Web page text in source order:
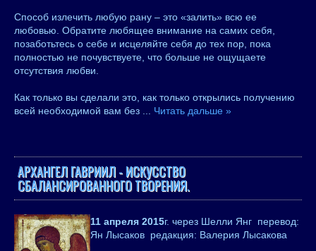
Способ излечить любую рану – это «залить» всю ее
любовью. Обратите любящее внимание на самих себя,
позаботьтесь о себе и исцеляйте себя до тех пор, пока
полностью не почувствуете, что больше не ощущаете
отсутствия любви.
Как только вы сделали это, как только открылись получению
всей необходимой вам без
Читать дальше »
АРХАНГЕЛ ГАВРИИЛ - ИСКУССТВО
СБАЛАНСИРОВАННОГО ТВОРЕНИЯ.
11 апреля 2015г. через Шелли Янг перевод:
Ян Лысаков редакция: Валерия Лысакова